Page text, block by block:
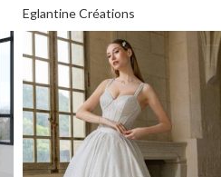
Eglantine Créations